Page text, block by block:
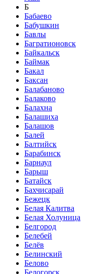
Б
Бабаево
Бабушкин
Бавлы
Багратионовск
Байкальск
Баймак
Бакал
Баксан
Балабаново
Балаково
Балахна
Балашиха
Балашов
Балей
Балтийск
Барабинск
Барнаул
Барыш
Батайск
Бахчисарай
Бежецк
Белая Калитва
Белая Холуница
Белгород
Белебей
Белёв
Белинский
Белово
Белогорск